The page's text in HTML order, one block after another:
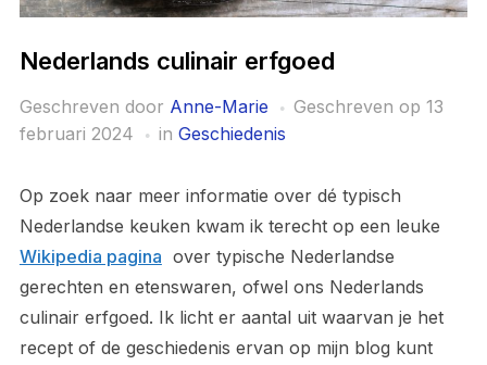
Nederlands culinair erfgoed
Geschreven door Anne-Marie Geschreven op 13
februari 2024
in Geschiedenis
Op zoek naar meer informatie over dé typisch
Nederlandse keuken kwam ik terecht op een leuke
Wikipedia pagina over typische Nederlandse
gerechten en etenswaren, ofwel ons Nederlands
culinair erfgoed. Ik licht er aantal uit waarvan je het
recept of de geschiedenis ervan op mijn blog kunt